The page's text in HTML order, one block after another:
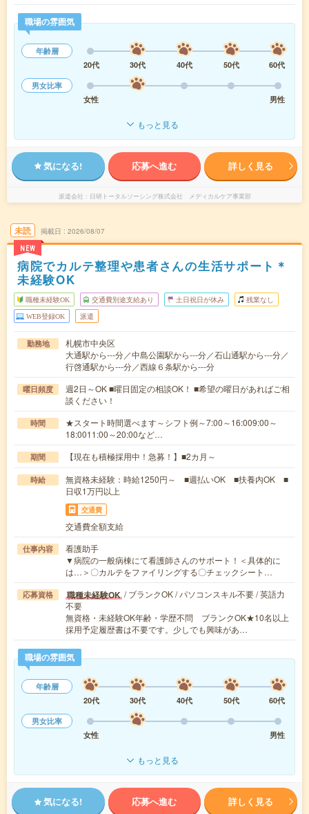
職場の雰囲気
年齢層
20代
30代 40代 50代
60代
男女比率
女性
男性
もっと見る
気になる! 応募へ進む 詳しく見る
派遣会社 日研トータルソーシング株式会社 メディカルケア事業部
未読
NEW
掲載日 2026/08/07
病院でカルテ整理や患者さんの生活サポート＊
未経験OK
職種未経験OK 交通費別途支給あり 土日祝日が休み 残業なし
WEB登録OK 派遣
勤務地
札幌市中央区
大通駅から---分／中島公園駅から---分／石山通駅から---分／
行啓通駅から---分／西線６条駅から---分
曜日頻度
週2日～OK ■曜日固定の相談OK！ ■希望の曜日があればご相
談ください！
時間
★スタート時間選べます～シフト例～7:00～16:009:00～
18:0011:00～20:00など…
期間 【現在も積極採用中！急募！】■2カ月～
時給
無資格未経験：時給1250円～ ■週払いOK ■扶養内OK ■
日収1万円以上
交通費
交通費全額支給
仕事内容
看護助手
▼病院の一般病棟にて看護師さんのサポート！＜具体的に
は…＞〇カルテをファイリングする〇チェックシート…
応募資格 職種未経験OK / ブランクOK / パソコンスキル不要 / 英語力
不要
無資格・未経験OK年齢・学歴不問 ブランクOK★10名以上
採用予定履歴書は不要です。少しでも興味があ…
職場の雰囲気
年齢層
20代
30代 40代 50代
60代
男女比率
女性
男性
もっと見る
気になる! 応募へ進む 詳しく見る